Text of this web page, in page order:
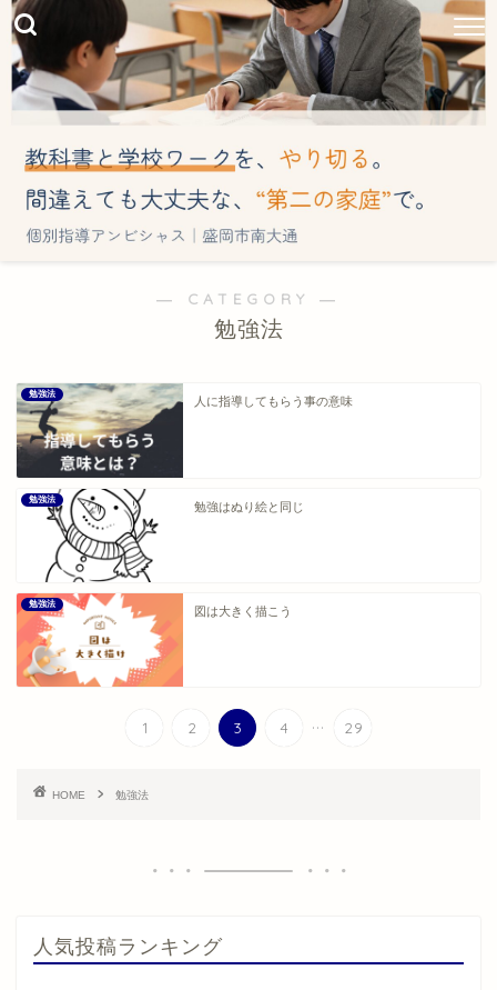
― CATEGORY ―
勉強法
勉強法
人に指導してもらう事の意味
勉強法
勉強はぬり絵と同じ
勉強法
図は大きく描こう
1 2 3 4 ... 29
HOME 勉強法
人気投稿ランキング